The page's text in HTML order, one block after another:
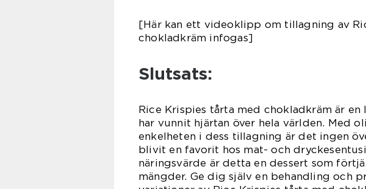
[Här kan ett videoklipp om tillagning av
chokladkräm infogas]
Slutsats:
Rice Krispies tårta med chokladkräm är
har vunnit hjärtan över hela världen. Med
enkelheten i dess tillagning är det ingen
blivit en favorit hos mat- och
näringsvärde är detta en dessert som
mängder. Ge dig själv en behandling och